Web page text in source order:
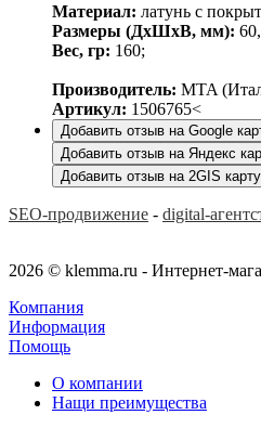
Материал: латунь с
Размеры (ДхШхВ, мм):
Вес, гр: 160;
Производитель: MTA
Артикул: 1506765<
Добавить отзыв на Google
Добавить отзыв на Яндекс
Добавить отзыв на 2GIS карту
SEO-продвижение - digital-
2026 © klemma.ru - Интернет-
Компания
Информация
Помощь
О компании
Нащи преимущества